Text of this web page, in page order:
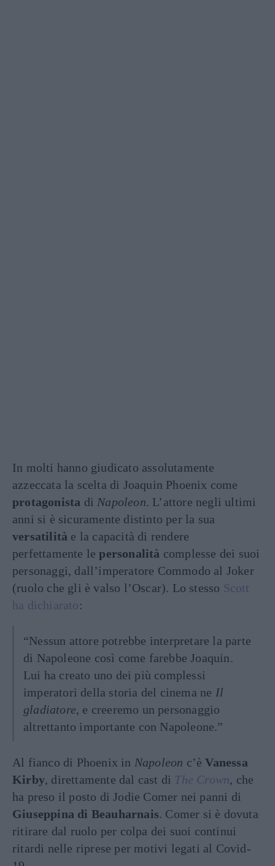
In molti hanno giudicato assolutamente
azzeccata la scelta di Joaquin Phoenix come
protagonista di Napoleon. L’attore negli ultimi
anni si è sicuramente distinto per la sua
versatilità e la capacità di rendere
perfettamente lepersonalità complesse dei suoi
personaggi, dall’imperatore Commodo al Joker
(ruolo che gli è valso l’Oscar). Lo stesso Scott
ha dichiarato:
“Nessun attore potrebbe interpretare la parte
di Napoleone così come farebbe Joaquin.
Lui ha creato uno dei più complessi
imperatori della storia del cinema ne Il
gladiatore, e creeremo un personaggio
altrettanto importante con Napoleone.”
Al fianco di Phoenix in Napoleon c’èVanessa
Kirby, direttamente dal cast di The Crown, che
ha preso il posto di Jodie Comer nei panni di
Giuseppina di Beauharnais. Comer si è dovuta
ritirare dal ruolo per colpa dei suoi continui
ritardi nelle riprese per motivi legati al Covid-